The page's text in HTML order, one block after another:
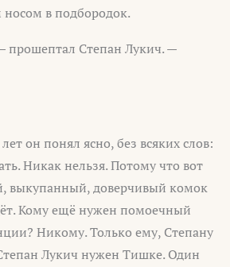
в подбородок.
Степан Лукич. —
он понял ясно, без всяких слов:
Никак нельзя. Потому что вот
выкупанный, доверчивый комок
Кому ещё нужен помоечный
Никому. Только ему, Степану
Лукич нужен Тишке. Один